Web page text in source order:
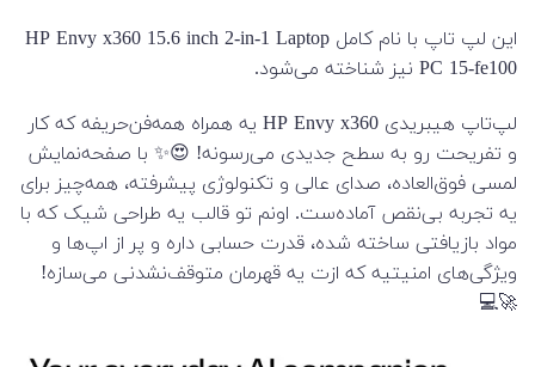
این لپ تاپ با نام کامل HP Envy x360 15.6 inch 2-in-1 Laptop
PC 15-fe100 نیز شناخته می‌شود.
لپ‌تاپ هیبریدی HP Envy x360 یه همراه همه‌فن‌حریفه که کار
و تفریحت رو به سطح جدیدی می‌رسونه! 😍✨ با صفحه‌نمایش
لمسی فوق‌العاده، صدای عالی و تکنولوژی پیشرفته، همه‌چیز برای
یه تجربه بی‌نقص آماده‌ست. اونم تو قالب یه طراحی شیک که با
مواد بازیافتی ساخته شده، قدرت حسابی داره و پر از اپ‌ها و
ویژگی‌های امنیتیه که ازت یه قهرمان متوقف‌نشدنی می‌سازه!
🚀💻